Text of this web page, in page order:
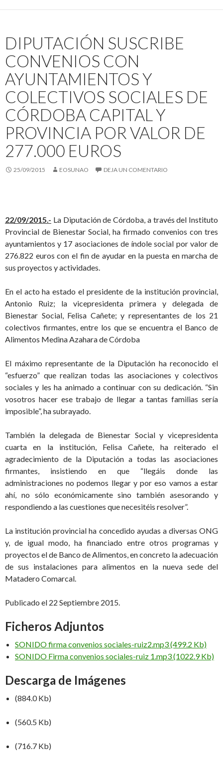
DIPUTACIÓN SUSCRIBE
CONVENIOS CON
AYUNTAMIENTOS Y
COLECTIVOS SOCIALES DE
CÓRDOBA CAPITAL Y
PROVINCIA POR VALOR DE
277.000 EUROS
25/09/2015 EOSUNAO DEJA UN COMENTARIO
22/09/2015.- La Diputación de Córdoba, a través del Instituto
Provincial de Bienestar Social, ha firmado convenios con tres
ayuntamientos y 17 asociaciones de índole social por valor de
276.822 euros con el fin de ayudar en la puesta en marcha de
sus proyectos y actividades.
En el acto ha estado el presidente de la institución provincial,
Antonio Ruiz; la vicepresidenta primera y delegada de
Bienestar Social, Felisa Cañete; y representantes de los 21
colectivos firmantes, entre los que se encuentra el Banco de
Alimentos Medina Azahara de Córdoba
El máximo representante de la Diputación ha reconocido el
“esfuerzo” que realizan todas las asociaciones y colectivos
sociales y les ha animado a continuar con su dedicación. “Sin
vosotros hacer ese trabajo de llegar a tantas familias sería
imposible”, ha subrayado.
También la delegada de Bienestar Social y vicepresidenta
cuarta en la institución, Felisa Cañete, ha reiterado el
agradecimiento de la Diputación a todas las asociaciones
firmantes, insistiendo en que “llegáis donde las
administraciones no podemos llegar y por eso vamos a estar
ahí, no sólo económicamente sino también asesorando y
respondiendo a las cuestiones que necesitéis resolver”.
La institución provincial ha concedido ayudas a diversas ONG
y, de igual modo, ha financiado entre otros programas y
proyectos el de Banco de Alimentos, en concreto la adecuación
de sus instalaciones para alimentos en la nueva sede del
Matadero Comarcal.
Publicado el 22 Septiembre 2015.
Ficheros Adjuntos
SONIDO firma convenios sociales-ruiz2.mp3 (499.2 Kb)
SONIDO Firma convenios sociales-ruiz 1.mp3 (1022.9 Kb)
Descarga de Imágenes
(884.0 Kb)
(560.5 Kb)
(716.7 Kb)